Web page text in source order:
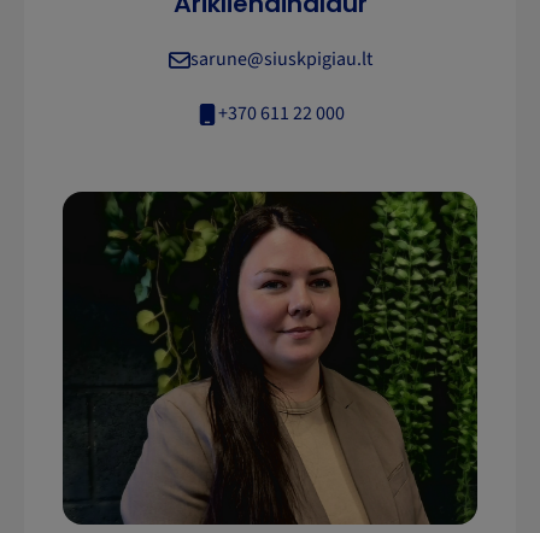
sarune@siuskpigiau.lt
+370 611 22 000